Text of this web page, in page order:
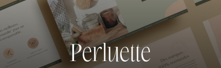
Perluette